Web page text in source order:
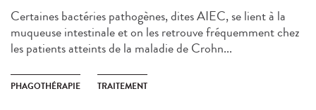
Certaines bactéries pathogènes, dites AIEC, se lient à la
muqueuse intestinale et on les retrouve fréquemment chez
les patients atteints de la maladie de Crohn...
PHAGOTHÉRAPIE TRAITEMENT